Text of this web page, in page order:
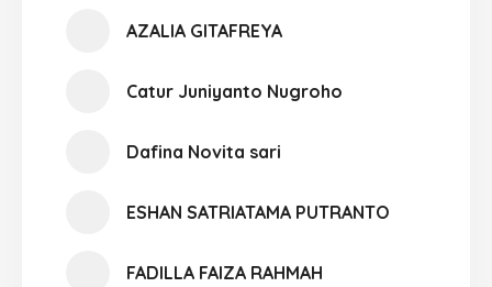
AZALIA GITAFREYA
Catur Juniyanto Nugroho
Dafina Novita sari
ESHAN SATRIATAMA PUTRANTO
FADILLA FAIZA RAHMAH